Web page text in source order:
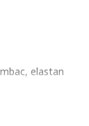
elastan